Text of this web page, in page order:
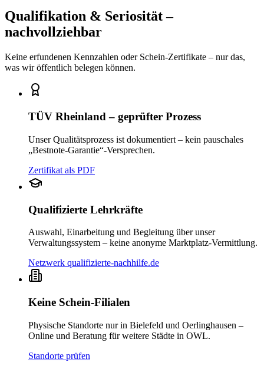
Qualifikation & Seriosität –
nachvollziehbar
Keine erfundenen Kennzahlen oder Schein-Zertifikate – nur das,
was wir öffentlich belegen können.
TÜV Rheinland – geprüfter Prozess
Unser Qualitätsprozess ist dokumentiert – kein pauschales
„Bestnote-Garantie“-Versprechen.
Zertifikat als PDF
Qualifizierte Lehrkräfte
Auswahl, Einarbeitung und Begleitung über unser
Verwaltungssystem – keine anonyme Marktplatz-Vermittlung.
Netzwerk qualifizierte-nachhilfe.de
Keine Schein-Filialen
Physische Standorte nur in Bielefeld und Oerlinghausen –
Online und Beratung für weitere Städte in OWL.
Standorte prüfen